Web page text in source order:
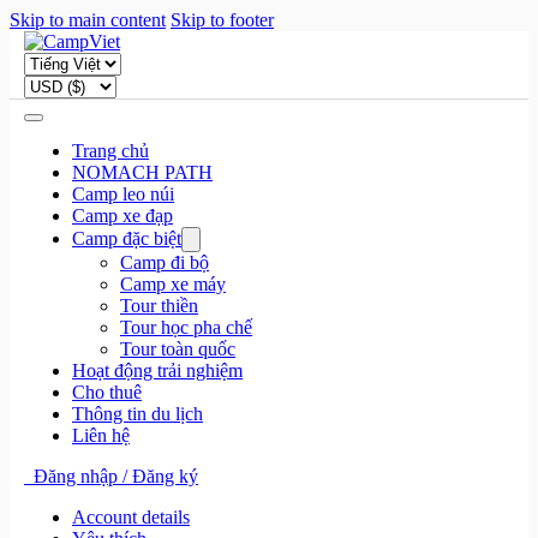
Skip to main content Skip to footer
Trang chủ
NOMACH PATH
Camp leo núi
Camp xe đạp
Camp đặc biệt
Camp đi bộ
Camp xe máy
Tour thiền
Tour học pha chế
Tour toàn quốc
Hoạt động trải nghiệm
Cho thuê
Thông tin du lịch
Liên hệ
Đăng nhập / Đăng ký
Account details